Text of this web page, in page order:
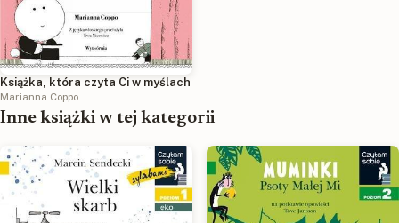
Książka, która czyta Ci w myślach
Marianna Coppo
Inne książki w tej kategorii